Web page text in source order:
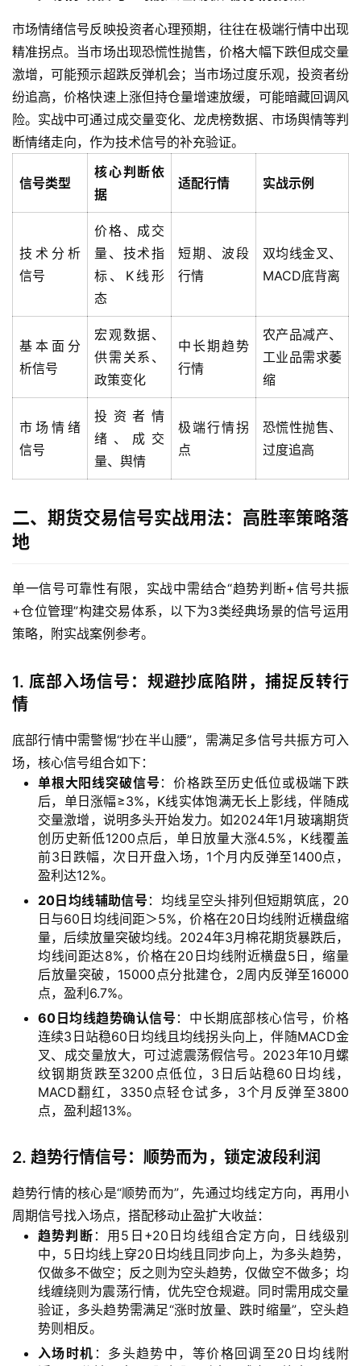
货
货
播
室
情
市场情绪信号反映投资者心理预期，往往在极端行情中出现
精准拐点。当市场出现恐慌性抛售，价格大幅下跌但成交量
激增，可能预示超跌反弹机会；当市场过度乐观，投资者纷
纷追高，价格快速上涨但持仓量增速放缓，可能暗藏回调风
险。实战中可通过成交量变化、龙虎榜数据、市场舆情等判
断情绪走向，作为技术信号的补充验证。
信号类型
核心判断依
据
适配行情 实战示例
技术分析
信号
价格、成交
量、技术指
标、K线形
态
短期、波段
行情
双均线金叉、
MACD底背离
基本面分
析信号
宏观数据、
供需关系、
政策变化
中长期趋势
行情
农产品减产、
工业品需求萎
缩
市场情绪
信号
投资者情
绪、成交
量、舆情
极端行情拐
点
恐慌性抛售、
过度追高
二、期货交易信号实战用法：高胜率策略落
地
单一信号可靠性有限，实战中需结合“趋势判断+信号共振
+仓位管理”构建交易体系，以下为3类经典场景的信号运用
策略，附实战案例参考。
1. 底部入场信号：规避抄底陷阱，捕捉反转行
情
底部行情中需警惕“抄在半山腰”，需满足多信号共振方可入
场，核心信号组合如下：
单根大阳线突破信号 ：价格跌至历史低位或极端下跌
后，单日涨幅≥3%，K线实体饱满无长上影线，伴随成
交量激增，说明多头开始发力。如2024年1月玻璃期货
创历史新低1200点后，单日放量大涨4.5%，K线覆盖
前3日跌幅，次日开盘入场，1个月内反弹至1400点，
盈利达12%。
20日均线辅助信号 ：均线呈空头排列但短期筑底，20
日与60日均线间距＞5%，价格在20日均线附近横盘缩
量，后续放量突破均线。2024年3月棉花期货暴跌后，
均线间距达8%，价格在20日均线附近横盘5日，缩量
后放量突破，15000点分批建仓，2周内反弹至16000
点，盈利6.7%。
60日均线趋势确认信号 ：中长期底部核心信号，价格
连续3日站稳60日均线且均线拐头向上，伴随MACD金
叉、成交量放大，可过滤震荡假信号。2023年10月螺
纹钢期货跌至3200点低位，3日后站稳60日均线，
MACD翻红，3350点轻仓试多，3个月反弹至3800
点，盈利超13%。
2. 趋势行情信号：顺势而为，锁定波段利润
趋势行情的核心是“顺势而为”，先通过均线定方向，再用小
周期信号找入场点，搭配移动止盈扩大收益：
趋势判断 ：用5日+20日均线组合定方向，日线级别
中，5日均线上穿20日均线且同步向上，为多头趋势，
仅做多不做空；反之则为空头趋势，仅做空不做多；均
线缠绕则为震荡行情，优先空仓规避。同时需用成交量
验证，多头趋势需满足“涨时放量、跌时缩量”，空头趋
势则相反。
入场时机 ：多头趋势中，等价格回调至20日均线附